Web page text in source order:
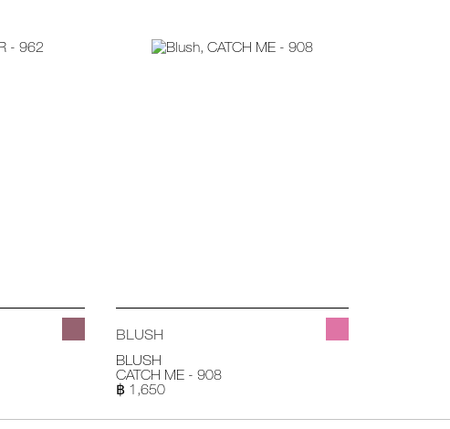
BLUSH
BLUSH
CATCH ME - 908
฿ 1,650